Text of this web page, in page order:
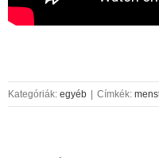
Kategóriák: egyéb Címkék: